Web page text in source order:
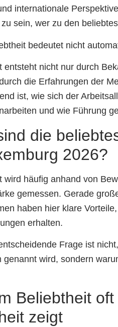
internationale
sein, wer zu den
bedeutet nicht
entsteht nicht nur durch
die Erfahrungen der
ist, wie sich der
und wie Führung
die
2026?
wird häufig anhand von
gemessen. Gerade
haben hier klare
erhalten.
Frage ist
genannt wird, sondern
Beliebtheit
zeigt